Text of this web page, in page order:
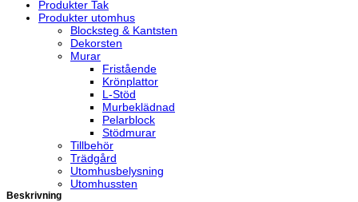
Produkter Tak
Produkter utomhus
Blocksteg & Kantsten
Dekorsten
Murar
Fristående
Krönplattor
L-Stöd
Murbeklädnad
Pelarblock
Stödmurar
Tillbehör
Trädgård
Utomhusbelysning
Utomhussten
Beskrivning